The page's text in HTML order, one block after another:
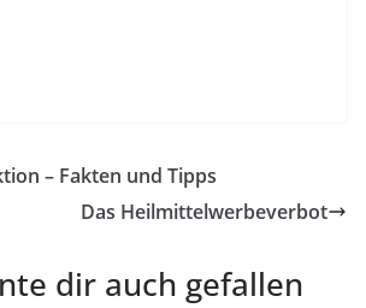
– Fakten und Tipps
Das Heilmittelwerbeverbot
dir auch gefallen